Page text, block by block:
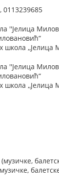
0113239685
''Јелица
,,Јелица
''Јелица
,,Јелица